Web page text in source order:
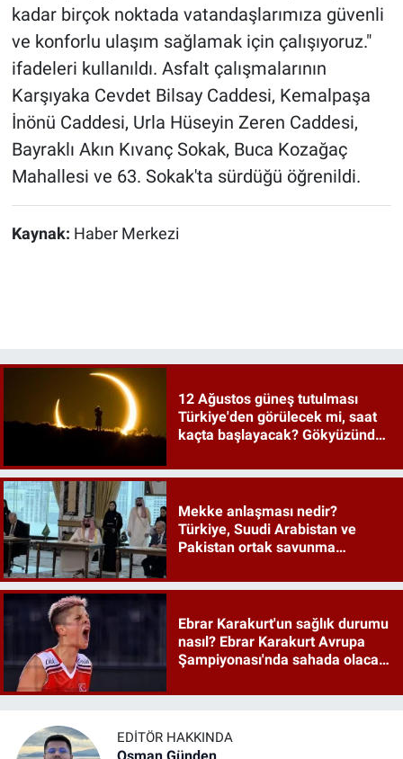
kadar birçok noktada vatandaşlarımıza güvenli
ve konforlu ulaşım sağlamak için çalışıyoruz."
ifadeleri kullanıldı. Asfalt çalışmalarının
Karşıyaka Cevdet Bilsay Caddesi, Kemalpaşa
İnönü Caddesi, Urla Hüseyin Zeren Caddesi,
Bayraklı Akın Kıvanç Sokak, Buca Kozağaç
Mahallesi ve 63. Sokak'ta sürdüğü öğrenildi.
Kaynak: Haber Merkezi
12 Ağustos güneş tutulması
Türkiye'den görülecek mi, saat
kaçta başlayacak? Gökyüzünde
Mekke anlaşması nedir?
Türkiye, Suudi Arabistan ve
Pakistan ortak savunma
Ebrar Karakurt'un sağlık durumu
nasıl? Ebrar Karakurt Avrupa
Şampiyonası'nda sahada olacak
EDITÖR HAKKINDA